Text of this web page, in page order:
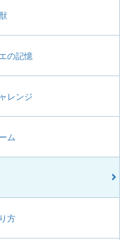
の記憶
レンジ
ム
方